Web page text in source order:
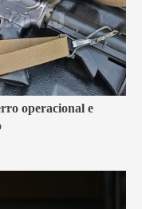
operacional e